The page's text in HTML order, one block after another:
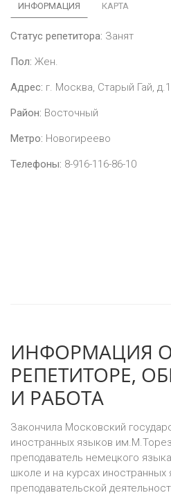
ИНФОРМАЦИЯ КАРТА
Статус репетитора: Занят
Пол: Жен.
Адрес: г. Москва, Старый Гай,
Район: Восточный
Метро: Новогиреево
Телефоны: 8-916-116-86-10
ИНФОРМАЦИЯ О
РЕПЕТИТОРЕ,
И РАБОТА
Закончила Московский
иностранных языков
преподаватель немецкого
школе и на курсах
преподавательской